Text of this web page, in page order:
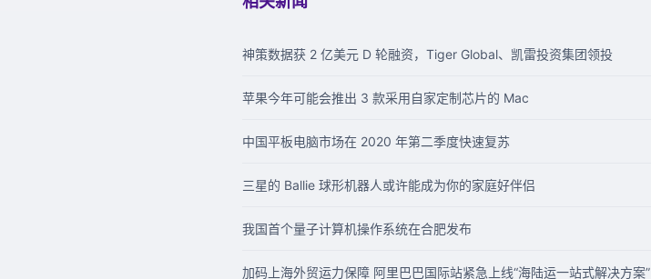
神策数据获 2 亿美元 D 轮融资，Tiger Global、凯雷投资集团领投
苹果今年可能会推出 3 款采用自家定制芯片的 Mac
中国平板电脑市场在 2020 年第二季度快速复苏
三星的 Ballie 球形机器人或许能成为你的家庭好伴侣
我国首个量子计算机操作系统在合肥发布
加码上海外贸运力保障 阿里巴巴国际站紧急上线“海陆运一站式解决方案”